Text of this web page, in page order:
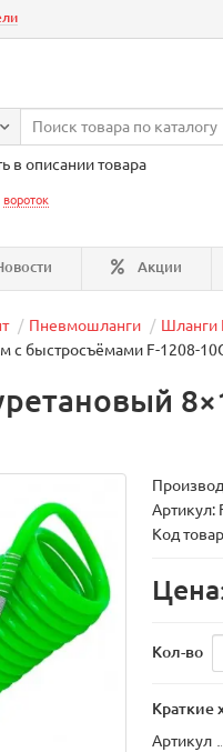
в описании товара
вороток
Акции
Пневмошланги
Шланги
с быстросъёмами F-1208-
Артикул:
Код
Кол-во
Краткие
Артикул